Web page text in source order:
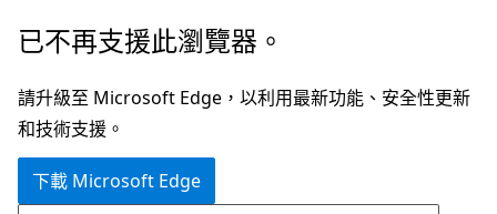
跳
主
要
內
已不再支援此瀏覽器。
請升級至 Microsoft Edge，以利用最新功能、安全性更新
和技術支援。
下載 Microsoft Edge